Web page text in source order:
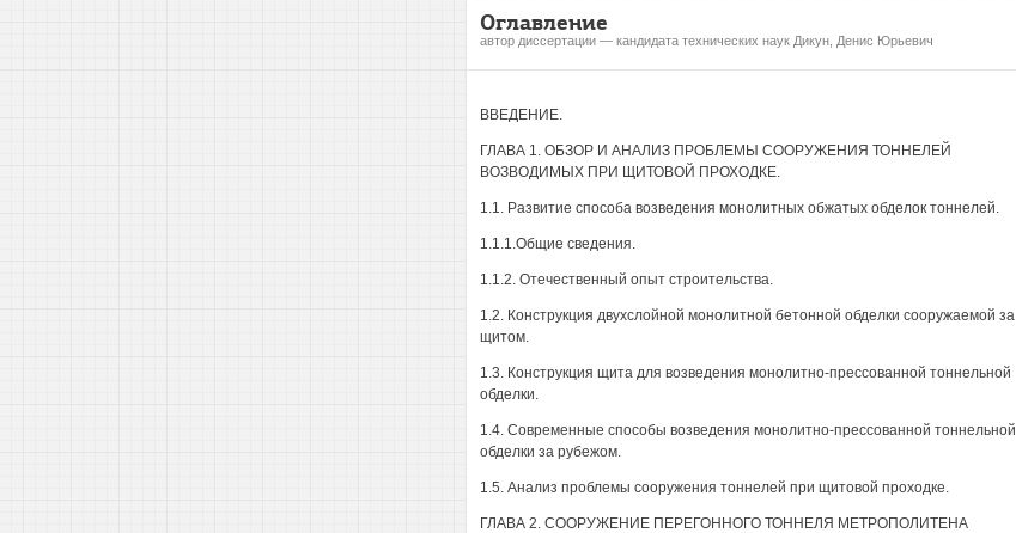
Оглавление
автор диссертации — кандидата технических наук Дикун, Денис Юрьевич
ВВЕДЕНИЕ.
ГЛАВА 1. ОБЗОР И АНАЛИЗ ПРОБЛЕМЫ СООРУЖЕНИЯ ТОННЕЛЕЙ
ВОЗВОДИМЫХ ПРИ ЩИТОВОЙ ПРОХОДКЕ.
1.1. Развитие способа возведения монолитных обжатых обделок тоннелей.
1.1.1.Общие сведения.
1.1.2. Отечественный опыт строительства.
1.2. Конструкция двухслойной монолитной бетонной обделки сооружаемой за
щитом.
1.3. Конструкция щита для возведения монолитно-прессованной тоннельной
обделки.
1.4. Современные способы возведения монолитно-прессованной тоннельной
обделки за рубежом.
1.5. Анализ проблемы сооружения тоннелей при щитовой проходке.
ГЛАВА 2. СООРУЖЕНИЕ ПЕРЕГОННОГО ТОННЕЛЯ МЕТРОПОЛИТЕНА